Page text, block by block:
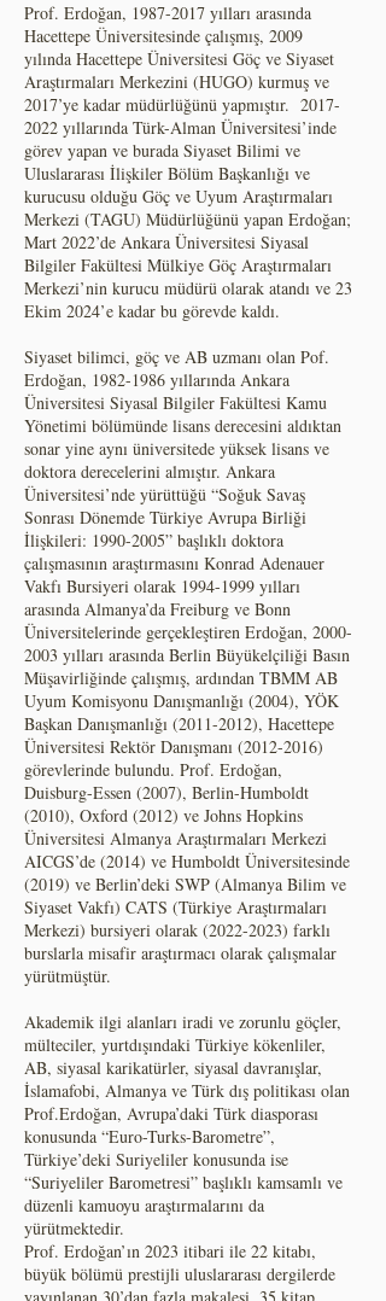
Prof. Erdoğan, 1987-2017 yılları arasında
Hacettepe Üniversitesinde çalışmış, 2009
yılında Hacettepe Üniversitesi Göç ve Siyaset
Araştırmaları Merkezini (HUGO) kurmuş ve
2017’ye kadar müdürlüğünü yapmıştır. 2017-
2022 yıllarında Türk-Alman Üniversitesi’inde
görev yapan ve burada Siyaset Bilimi ve
Uluslararası İlişkiler Bölüm Başkanlığı ve
kurucusu olduğu Göç ve Uyum Araştırmaları
Merkezi (TAGU) Müdürlüğünü yapan Erdoğan;
Mart 2022’de Ankara Üniversitesi Siyasal
Bilgiler Fakültesi Mülkiye Göç Araştırmaları
Merkezi’nin kurucu müdürü olarak atandı ve 23
Ekim 2024’e kadar bu görevde kaldı.
Siyaset bilimci, göç ve AB uzmanı olan Pof.
Erdoğan, 1982-1986 yıllarında Ankara
Üniversitesi Siyasal Bilgiler Fakültesi Kamu
Yönetimi bölümünde lisans derecesini aldıktan
sonar yine aynı üniversitede yüksek lisans ve
doktora derecelerini almıştır. Ankara
Üniversitesi’nde yürüttüğü “Soğuk Savaş
Sonrası Dönemde Türkiye Avrupa Birliği
İlişkileri: 1990-2005” başlıklı doktora
çalışmasının araştırmasını Konrad Adenauer
Vakfı Bursiyeri olarak 1994-1999 yılları
arasında Almanya’da Freiburg ve Bonn
Üniversitelerinde gerçekleştiren Erdoğan, 2000-
2003 yılları arasında Berlin Büyükelçiliği Basın
Müşavirliğinde çalışmış, ardından TBMM AB
Uyum Komisyonu Danışmanlığı (2004), YÖK
Başkan Danışmanlığı (2011-2012), Hacettepe
Üniversitesi Rektör Danışmanı (2012-2016)
görevlerinde bulundu. Prof. Erdoğan,
Duisburg-Essen (2007), Berlin-Humboldt
(2010), Oxford (2012) ve Johns Hopkins
Üniversitesi Almanya Araştırmaları Merkezi
AICGS’de (2014) ve Humboldt Üniversitesinde
(2019) ve Berlin’deki SWP (Almanya Bilim ve
Siyaset Vakfı) CATS (Türkiye Araştırmaları
Merkezi) bursiyeri olarak (2022-2023) farklı
burslarla misafir araştırmacı olarak çalışmalar
yürütmüştür.
Akademik ilgi alanları iradi ve zorunlu göçler,
mülteciler, yurtdışındaki Türkiye kökenliler,
AB, siyasal karikatürler, siyasal davranışlar,
İslamafobi, Almanya ve Türk dış politikası olan
Prof.Erdoğan, Avrupa’daki Türk diasporası
konusunda “Euro-Turks-Barometre”,
Türkiye’deki Suriyeliler konusunda ise
“Suriyeliler Barometresi” başlıklı kamsamlı ve
düzenli kamuoyu araştırmalarını da
yürütmektedir.
Prof. Erdoğan’ın 2023 itibari ile 22 kitabı,
büyük bölümü prestijli uluslararası dergilerde